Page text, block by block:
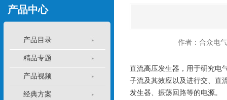
产品中心
产品目录
精品专题
产品视频
经典方案
作者：合众电
直流高压发生器，用于研究电
子流及其效应以及进行交、直
发生器、振荡回路等的电源。